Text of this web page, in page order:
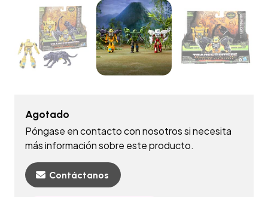
Agotado
Póngase en contacto con nosotros si necesita
más información sobre este producto.
Contáctanos